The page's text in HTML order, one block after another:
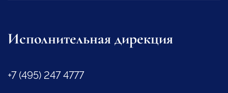
Исполнительная дирекция
+7 (495) 247 4777